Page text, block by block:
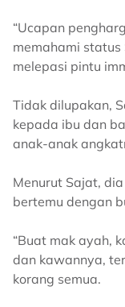
“Ucapan
memahami
melepasi pintu
Tidak dilupakan,
kepada ibu dan
anak-anak
Menurut Sajat,
bertemu dengan
“Buat mak ayah,
dan kawannya,
korang semua.